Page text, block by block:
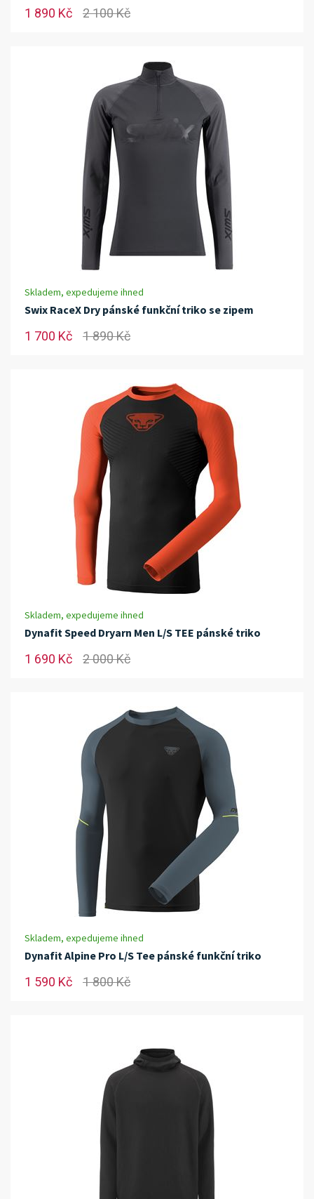
1 890 Kč 2 100 Kč
Skladem, expedujeme ihned
Swix RaceX Dry pánské funkční triko se zipem
1 700 Kč 1 890 Kč
Skladem, expedujeme ihned
Dynafit Speed Dryarn Men L/S TEE pánské triko
1 690 Kč 2 000 Kč
Skladem, expedujeme ihned
Dynafit Alpine Pro L/S Tee pánské funkční triko
1 590 Kč 1 800 Kč